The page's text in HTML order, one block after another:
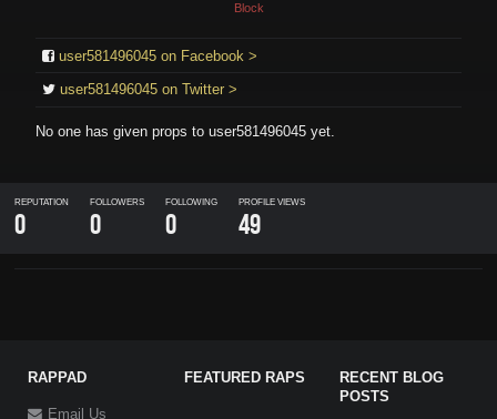
Block
user581496045 on Facebook >
user581496045 on Twitter >
No one has given props to user581496045 yet.
REPUTATION
0
FOLLOWERS
0
FOLLOWING
0
PROFILE VIEWS
49
RAPPAD
Email Us
FEATURED RAPS
RECENT BLOG
POSTS